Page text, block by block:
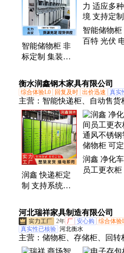
相器、电解质、电动机、滤波
滤波器、新百特、智能环保、
智能储物柜 非
标定制 集装箱
性能优越
智能储物柜
百特 光伏
衡水润鑫钢木家具有限公司
综合体验L0 回复及时 出价迅速 真实
主营： 智能快递柜、自动售
柜、智能手机柜、智能钥匙
柜、智能枪柜、智能装备柜、
床、保险柜、保密柜
润鑫 快递柜定
制 支持系统升
存柜 智能储物
源头工厂
润鑫 净化
员工更衣柜
河北瑞祥家具制造有限公司
2年 厂 安心购 综合体验
真实性已核验 河北衡水
主营： 储物柜、存储柜、回转